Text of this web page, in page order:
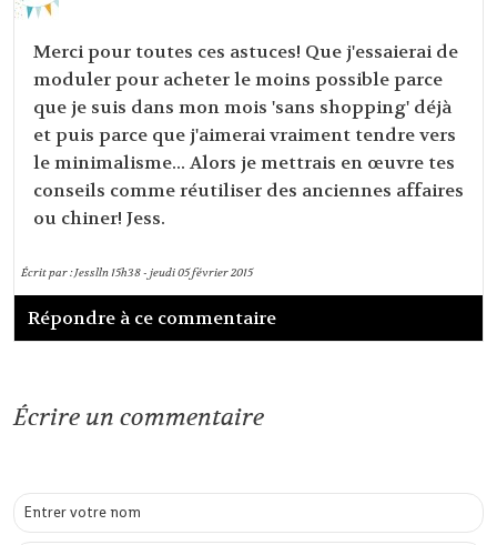
Merci pour toutes ces astuces! Que j'essaierai de
moduler pour acheter le moins possible parce
que je suis dans mon mois 'sans shopping' déjà
et puis parce que j'aimerai vraiment tendre vers
le minimalisme... Alors je mettrais en œuvre tes
conseils comme réutiliser des anciennes affaires
ou chiner! Jess.
Écrit par :Jesslln15h38-jeudi 05février 2015
Répondre à ce commentaire
Écrire un commentaire